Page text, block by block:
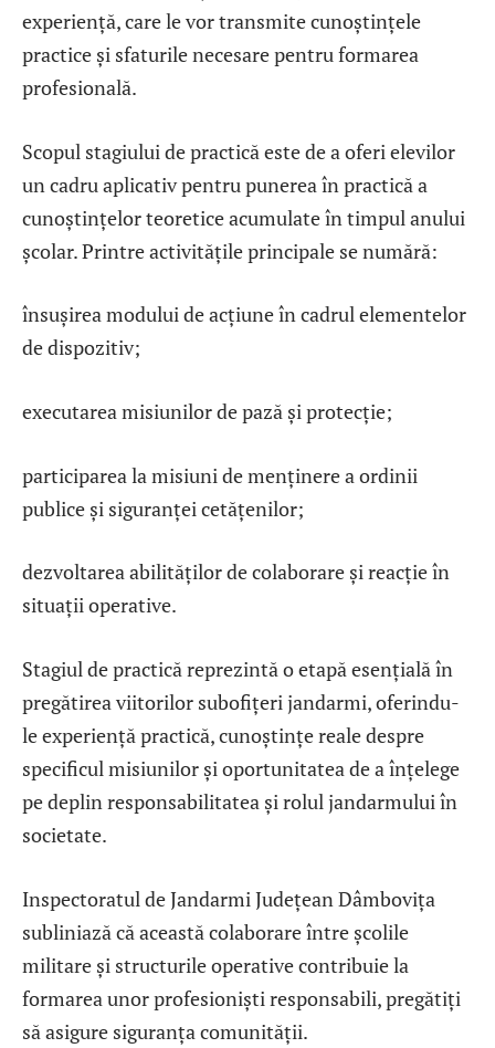
experiență, care le vor transmite cunoștințele
practice și sfaturile necesare pentru formarea
profesională.
Scopul stagiului de practică este de a oferi elevilor
un cadru aplicativ pentru punerea în practică a
cunoștințelor teoretice acumulate în timpul anului
școlar. Printre activitățile principale se numără:
însușirea modului de acțiune în cadrul elementelor
de dispozitiv;
executarea misiunilor de pază și protecție;
participarea la misiuni de menținere a ordinii
publice și siguranței cetățenilor;
dezvoltarea abilităților de colaborare și reacție în
situații operative.
Stagiul de practică reprezintă o etapă esențială în
pregătirea viitorilor subofițeri jandarmi, oferindu-
le experiență practică, cunoștințe reale despre
specificul misiunilor și oportunitatea de a înțelege
pe deplin responsabilitatea și rolul jandarmului în
societate.
Inspectoratul de Jandarmi Județean Dâmbovița
subliniază că această colaborare între școlile
militare și structurile operative contribuie la
formarea unor profesioniști responsabili, pregătiți
să asigure siguranța comunității.